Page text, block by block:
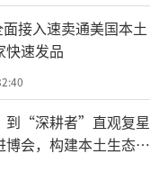
面接入速卖通美国本土
快速发品
“深耕者”直观复星
博会，构建本土生态多